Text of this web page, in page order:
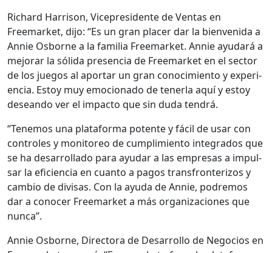
Richard Har­ri­son, Vicepres­i­dente de Ven­tas en
Freemar­ket, dijo: “Es un gran plac­er dar la bien­veni­da a
Annie Osborne a la famil­ia Freemar­ket. Annie ayu­dará a
mejo­rar la sól­i­da pres­en­cia de Freemar­ket en el sec­tor
de los jue­gos al apor­tar un gran conocimien­to y expe­ri­
en­cia. Estoy muy emo­ciona­do de ten­er­la aquí y estoy
dese­an­do ver el impacto que sin duda ten­drá.
“Ten­emos una platafor­ma potente y fácil de usar con
con­troles y mon­i­toreo de cumplim­ien­to inte­gra­dos que
se ha desar­rol­la­do para ayu­dar a las empre­sas a impul­
sar la efi­cien­cia en cuan­to a pagos trans­fron­ter­i­zos y
cam­bio de divisas. Con la ayu­da de Annie, podremos
dar a cono­cer Freemar­ket a más orga­ni­za­ciones que
nun­ca”.
Annie Osborne, Direc­to­ra de Desar­rol­lo de Nego­cios en